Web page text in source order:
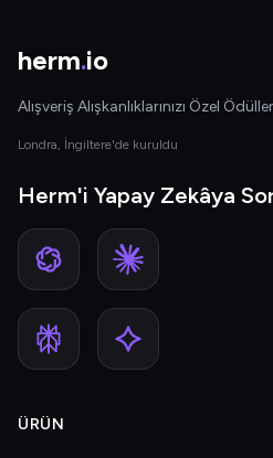
herm.io
Alışveriş Alışkanlıklarınızı Özel
Londra, İngiltere'de kuruldu
Herm'i Yapay Zekâya
ÜRÜN